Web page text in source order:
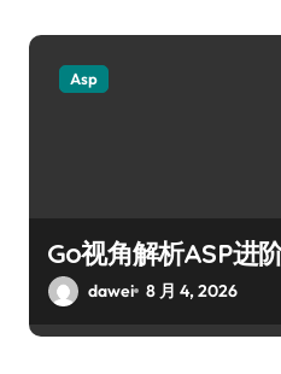
Asp
Go视角解析ASP进
dawei 8 月 4, 2026